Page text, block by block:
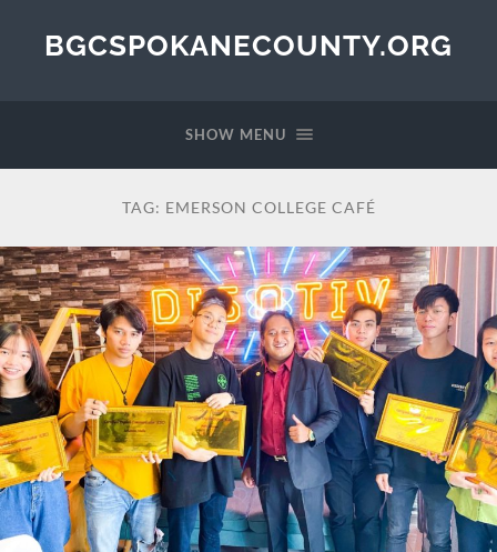
BGCSPOKANECOUNTY.ORG
SHOW MENU
TAG: EMERSON COLLEGE CAFÉ